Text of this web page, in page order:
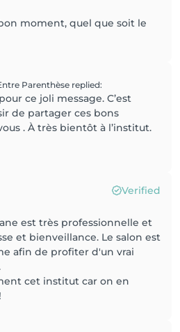
moment, quel que soit le
Parenthèse replied:
ce joli message. C’est
de partager ces bons
. À très bientôt à l’institut.
Verified
est très professionnelle et
et bienveillance. Le salon est
afin de profiter d'un vrai
cet institut car on en